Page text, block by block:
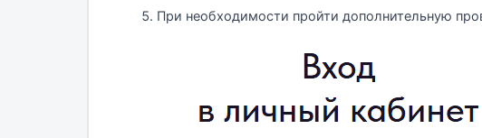
При необходимости пройти дополнительную